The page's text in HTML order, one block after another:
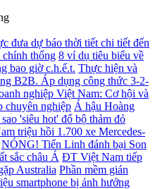
đưa dự báo thời tiết chi tiết đến
thống 8 ví dụ tiêu biểu về
bao giờ c.h.ế.t. Thực hiện và
B2B. Áp dụng công thức 3-2-
nghiệp Việt Nam: Cơ hội và
chuyên nghiệp Á hậu Hoàng
'siêu hot' đổ bộ thảm đỏ
triệu hồi 1.700 xe Mercedes-
NÓNG! Tiến Linh đánh bại Son
sắc châu Á ĐT Việt Nam tiếp
Australia Phần mềm gián
smartphone bị ảnh hưởng